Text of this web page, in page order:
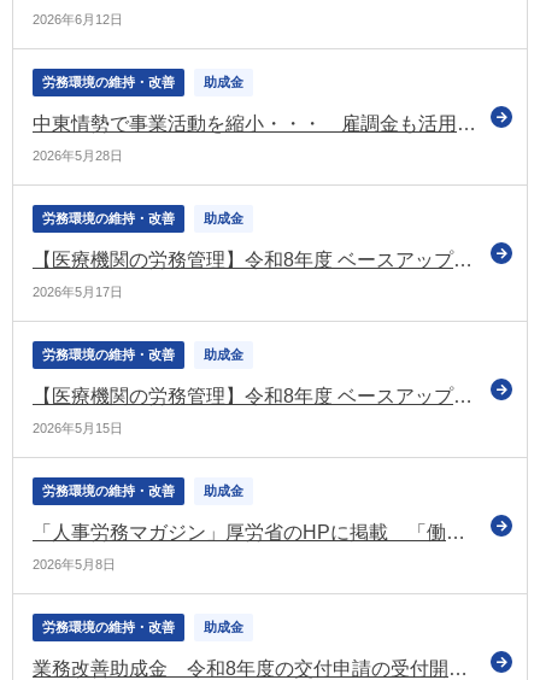
2026年6月12日
労務環境の維持・改善 助成金
中東情勢で事業活動を縮小・・・ 雇調金も活用できます（厚労省がリーフレットを公表）
2026年5月28日
労務環境の維持・改善 助成金
【医療機関の労務管理】令和8年度 ベースアップ評価料の実務完全ガイド【第2回】有床診療所・病院対応と「基本給等」「月額賃金」の実務整理
2026年5月17日
労務環境の維持・改善 助成金
【医療機関の労務管理】令和8年度 ベースアップ評価料の実務完全ガイド【第1回】まずはここまで！無床診療所の届出と様式整理
2026年5月15日
労務環境の維持・改善 助成金
「人事労務マガジン」厚労省のHPに掲載 「働き方改革推進支援助成金」の受付案内などの情報を掲載
2026年5月8日
労務環境の維持・改善 助成金
業務改善助成金 令和8年度の交付申請の受付開始日は令和８年９月１日から（厚労省）